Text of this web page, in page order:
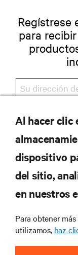
Regístrese
para
RECURSOS
CORPORATIVO
Al hacer clic
dispositivo
del sitio,
en nuestros
Para obtener
utilizamos, haz